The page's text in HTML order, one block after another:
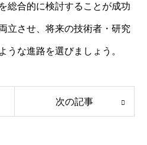
総合的に検討することが成功
立させ、将来の技術者・研究
うな進路を選びましょう。
次の記事